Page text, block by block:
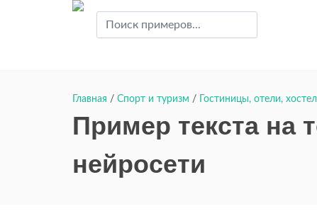
Главная / Спорт и туризм / Гостиницы, отели,
Пример текста на
нейросети